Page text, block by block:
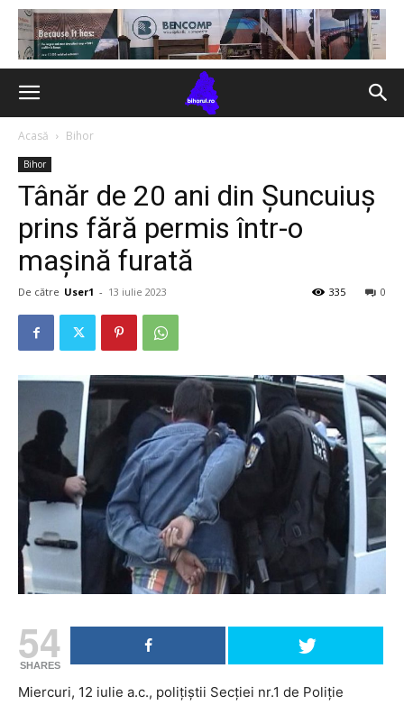
Acasă Bihor
Bihor
Tânăr de 20 ani din Șuncuiuș
prins fără permis într-o
mașină furată
De către User1 - 13 iulie 2023 0
335
54
SHARES
Miercuri, 12 iulie a.c., polițiștii Secției nr.1 de Poliție